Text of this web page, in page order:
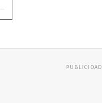
PUBLICIDAD